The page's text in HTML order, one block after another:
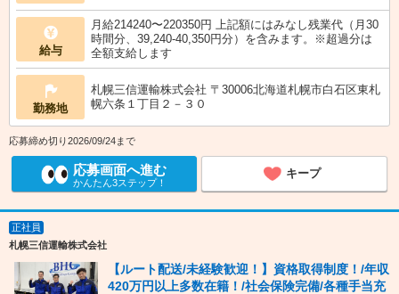
給与
月給214240〜220350円 上記額にはみなし残業代（月30
時間分、39,240-40,350円分）を含みます。※超過分は
全額支給します
勤務地
札幌三信運輸株式会社 〒30006北海道札幌市白石区東札
幌六条１丁目２－３０
応募締め切り2026/09/24まで
応募画面へ進む
かんたん3ステップ！
キープ
正社員
札幌三信運輸株式会社
【ルート配送/未経験歓迎！】資格取得制度！/年収
420万円以上多数在籍！/社会保険完備/各種手当充